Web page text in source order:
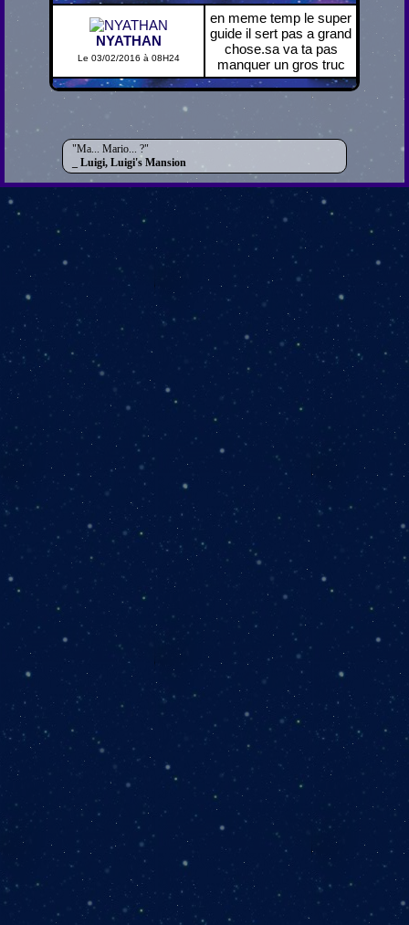
NYATHAN
Le 03/02/2016 à 08H24
en meme temp le super
guide il sert pas a grand
chose.sa va ta pas
manquer un gros truc
Ma... Mario... ?
Luigi, Luigi's Mansion